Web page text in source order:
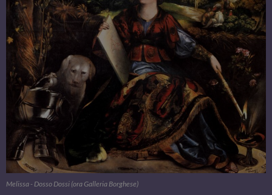
Melissa - Dosso Dossi (ora Galleria Borghese)